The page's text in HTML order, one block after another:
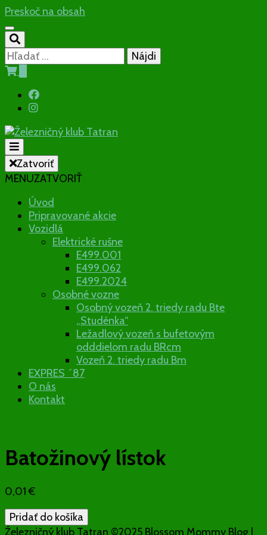
Preskoč na obsah
Hľadať:
Železničný
klub Tatran
Občianske združenie
Zatvoriť
MENUZATVORIŤ
Úvod
Pripravované akcie
Vozidlá
Elektrické rušne
E499.001
E499.062
E499.2024
Osobné vozne
Osobný vozeň 2. triedy radu Bte
„Studénka“
Ležadlový vozeň s bufetovým
odddielom radu BRcm
Vozeň 2. triedy radu Bm
EXPRES ´87
O nás
Kontakt
Batožinový lístok
0,01€
množstvo
Batožinový
Pridať do košíka
Železničný klub Tatran ©2025 Blossom Mommy Blog |